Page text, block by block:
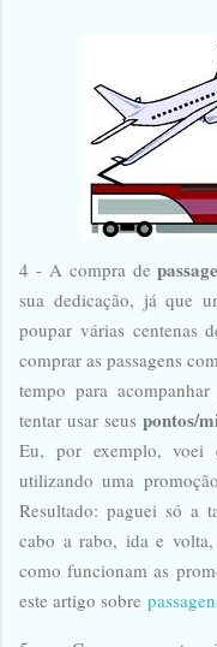
4 - A compra de
sua dedicação, já que
poupar várias centenas
comprar as passagens
tempo para acompanhar
tentar usar seuspontos/
Eu, por exemplo, voei
utilizando uma
Resultado: paguei só a
cabo a rabo, ida e
como funcionam as
este artigo sobre